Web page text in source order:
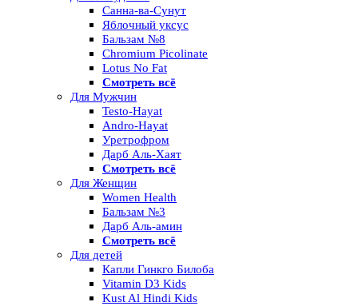
Санна-ва-Сунут
Яблочный уксус
Бальзам №8
Chromium Picolinate
Lotus No Fat
Смотреть всё
Для Мужчин
Testo-Hayat
Andro-Hayat
Уретрофром
Дарб Аль-Хаят
Смотреть всё
Для Женщин
Women Health
Бальзам №3
Дарб Аль-амин
Смотреть всё
Для детей
Капли Гинкго Билоба
Vitamin D3 Kids
Kust Al Hindi Kids